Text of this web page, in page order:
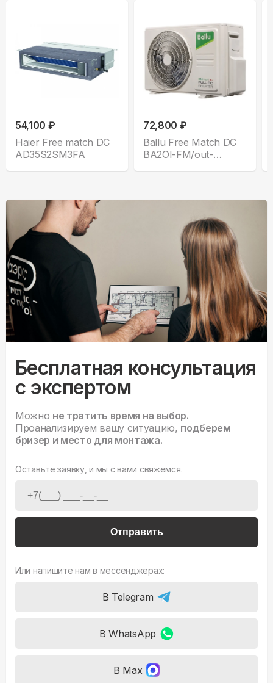
54,100 ₽
Haier Free match DC
AD35S2SM3FA
72,800 ₽
Ballu Free Match DC
BA2OI-FM/out-
Бесплатная консультация
с экспертом
Можно не тратить время на выбор.
Проанализируем вашу ситуацию, подберем
бризер и место для монтажа.
Оставьте заявку, и мы с вами свяжемся.
Отправить
Или напишите нам в мессенджерах:
В Telegram
В WhatsApp
В Max